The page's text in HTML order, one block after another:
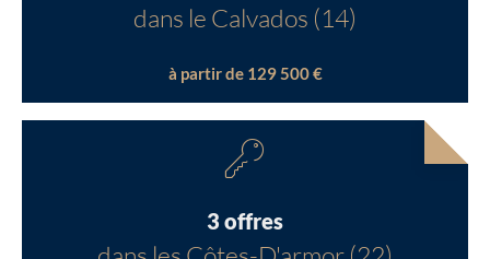
dans le Calvados (14)
à partir de 129 500 €
3 offres